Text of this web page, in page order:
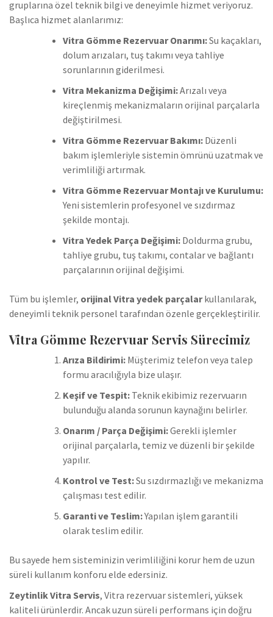
gruplarına özel teknik bilgi ve deneyimle hizmet veriyoruz.
Başlıca hizmet alanlarımız:
Vitra Gömme Rezervuar Onarımı:Su kaçakları,
dolum arızaları, tuş takımı veya tahliye
sorunlarının giderilmesi.
Vitra Mekanizma Değişimi:Arızalı veya
kireçlenmiş mekanizmaların orijinal parçalarla
değiştirilmesi.
Vitra Gömme Rezervuar Bakımı: Düzenli
bakım işlemleriyle sistemin ömrünü uzatmak ve
verimliliği artırmak.
Vitra Gömme Rezervuar Montajı ve Kurulumu:
Yeni sistemlerin profesyonel ve sızdırmaz
şekilde montajı.
Vitra Yedek Parça Değişimi: Doldurma grubu,
tahliye grubu, tuş takımı, contalar ve bağlantı
parçalarının orijinal değişimi.
Tüm bu işlemler, orijinal Vitra yedek parçalarkullanılarak,
deneyimli teknik personel tarafından özenle gerçekleştirilir.
Vitra Gömme Rezervuar Servis Sürecimiz
Arıza Bildirimi: Müşterimiz telefon veya talep
formu aracılığıyla bize ulaşır.
Keşif ve Tespit: Teknik ekibimiz rezervuarın
bulunduğu alanda sorunun kaynağını belirler.
Onarım / Parça Değişimi:Gerekli işlemler
orijinal parçalarla, temiz ve düzenli bir şekilde
yapılır.
Kontrol ve Test:Su sızdırmazlığı ve mekanizma
çalışması test edilir.
Garanti ve Teslim:Yapılan işlem garantili
olarak teslim edilir.
Bu sayede hem sisteminizin verimliliğini korur hem de uzun
süreli kullanım konforu elde edersiniz.
Zeytinlik Vitra Servis, Vitra rezervuar sistemleri, yüksek
kaliteli ürünlerdir. Ancak uzun süreli performans için doğru